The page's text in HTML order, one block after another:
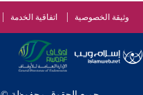
وثيقة الخصوصية اتفاقية الخدمة